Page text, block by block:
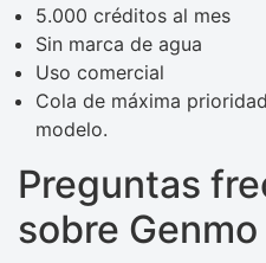
5.000 créditos al mes
Sin marca de agua
Uso comercial
Cola de máxima
modelo.
Preguntas
sobre Genmo